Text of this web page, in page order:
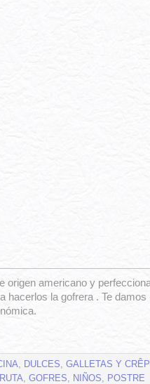
origen americano y
hacerlos la gofrera . Te
, DULCES, GALLETAS Y
, GOFRES, NIÑOS, POSTRE